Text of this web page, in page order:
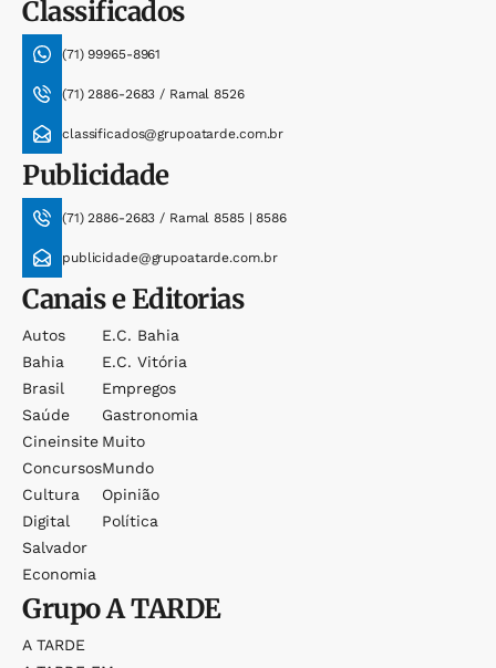
Classificados
(71) 99965-8961
(71) 2886-2683 / Ramal 8526
classificados@grupoatarde.com.br
Publicidade
(71) 2886-2683 / Ramal 8585 | 8586
publicidade@grupoatarde.com.br
Canais e Editorias
Autos
Bahia
Brasil
Saúde
Cineinsite
Concursos
Cultura
Digital
Salvador
Economia
E.c. Bahia
E.c. Vitória
Empregos
Gastronomia
Muito
Mundo
Opinião
Política
GrupoA TARDE
A TARDE